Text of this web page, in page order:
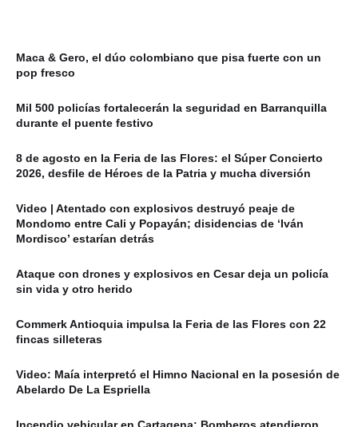
Maca & Gero, el dúo colombiano que pisa fuerte con un
pop fresco
Mil 500 policías fortalecerán la seguridad en Barranquilla
durante el puente festivo
8 de agosto en la Feria de las Flores: el Súper Concierto
2026, desfile de Héroes de la Patria y mucha diversión
Video | Atentado con explosivos destruyó peaje de
Mondomo entre Cali y Popayán; disidencias de ‘Iván
Mordisco’ estarían detrás
Ataque con drones y explosivos en Cesar deja un policía
sin vida y otro herido
Commerk Antioquia impulsa la Feria de las Flores con 22
fincas silleteras
Video: Maía interpretó el Himno Nacional en la posesión de
Abelardo De La Espriella